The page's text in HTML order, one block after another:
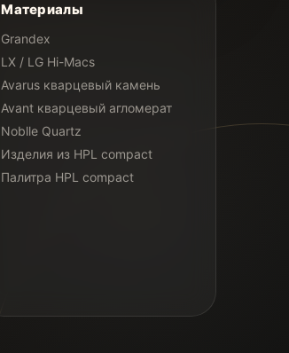
Материалы
Grandex
LX / LG Hi-Macs
Avarus кварцевый камень
Avant кварцевый агломерат
Noblle Quartz
Изделия из HPL compact
Палитра HPL compact